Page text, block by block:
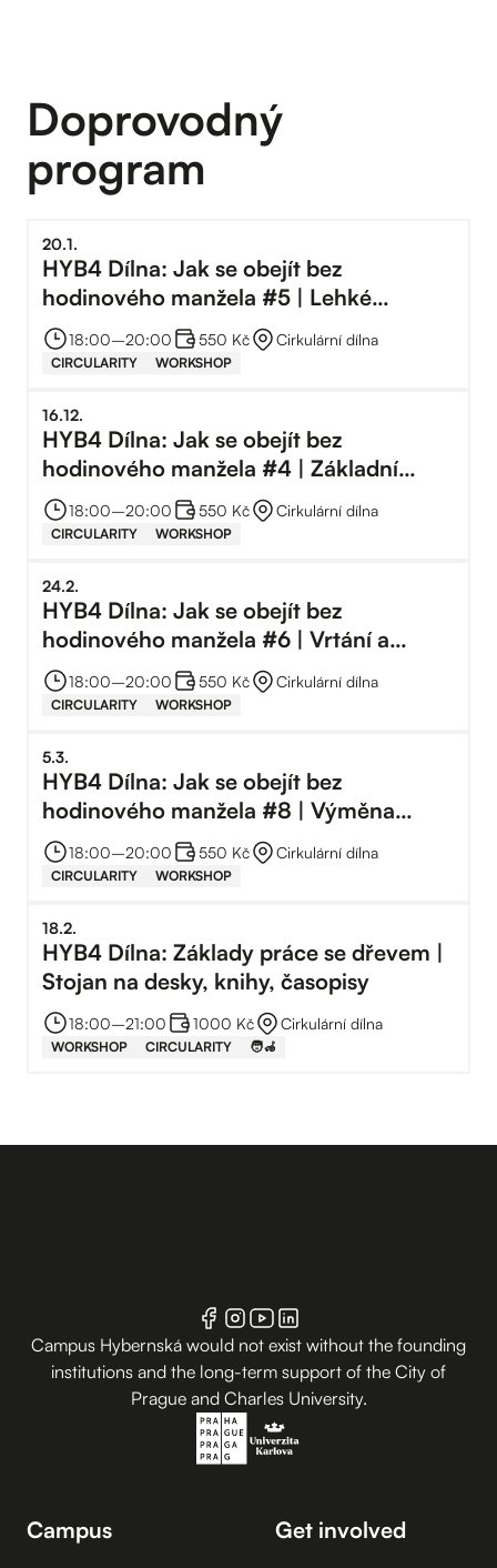
Doprovodný
program
20.1.
HYB4 Dílna: Jak se obejít bez
hodinového manžela #5 | Lehké
elektrické opravy
18:00–⁠20:00 550 Kč Cirkulární dílna
CIRCULARITY WORKSHOP
16.12.
HYB4 Dílna: Jak se obejít bez
hodinového manžela #4 | Základní
instalatérské práce
18:00–⁠20:00 550 Kč Cirkulární dílna
CIRCULARITY WORKSHOP
24.2.
HYB4 Dílna: Jak se obejít bez
hodinového manžela #6 | Vrtání a
kotvení
18:00–⁠20:00 550 Kč Cirkulární dílna
CIRCULARITY WORKSHOP
5.3.
HYB4 Dílna: Jak se obejít bez
hodinového manžela #8 | Výměna
zámku
18:00–⁠20:00 550 Kč Cirkulární dílna
CIRCULARITY WORKSHOP
18.2.
HYB4 Dílna: Základy práce se dřevem |
Stojan na desky, knihy, časopisy
18:00–⁠21:00 1000 Kč Cirkulární dílna
WORKSHOP CIRCULARITY 🧑‍🦽
Campus Hybernská would not exist without the founding
institutions and the long-term support of the City of
Prague and Charles University.
Campus Get involved